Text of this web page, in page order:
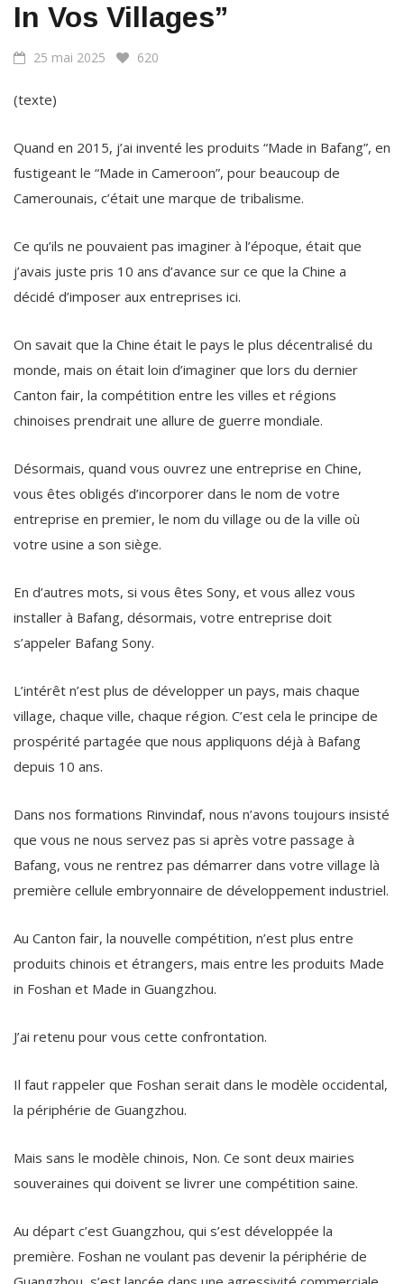
In Vos Villages”
25 mai 2025 620
(texte)
Quand en 2015, j’ai inventé les produits “Made in Bafang”, en
fustigeant le “Made in Cameroon”, pour beaucoup de
Camerounais, c’était une marque de tribalisme.
Ce qu’ils ne pouvaient pas imaginer à l’époque, était que
j’avais juste pris 10 ans d’avance sur ce que la Chine a
décidé d’imposer aux entreprises ici.
On savait que la Chine était le pays le plus décentralisé du
monde, mais on était loin d’imaginer que lors du dernier
Canton fair, la compétition entre les villes et régions
chinoises prendrait une allure de guerre mondiale.
Désormais, quand vous ouvrez une entreprise en Chine,
vous êtes obligés d’incorporer dans le nom de votre
entreprise en premier, le nom du village ou de la ville où
votre usine a son siège.
En d’autres mots, si vous êtes Sony, et vous allez vous
installer à Bafang, désormais, votre entreprise doit
s’appeler Bafang Sony.
L’intérêt n’est plus de développer un pays, mais chaque
village, chaque ville, chaque région. C’est cela le principe de
prospérité partagée que nous appliquons déjà à Bafang
depuis 10 ans.
Dans nos formations Rinvindaf, nous n’avons toujours insisté
que vous ne nous servez pas si après votre passage à
Bafang, vous ne rentrez pas démarrer dans votre village là
première cellule embryonnaire de développement industriel.
Au Canton fair, la nouvelle compétition, n’est plus entre
produits chinois et étrangers, mais entre les produits Made
in Foshan et Made in Guangzhou.
J’ai retenu pour vous cette confrontation.
Il faut rappeler que Foshan serait dans le modèle occidental,
la périphérie de Guangzhou.
Mais sans le modèle chinois, Non. Ce sont deux mairies
souveraines qui doivent se livrer une compétition saine.
Au départ c’est Guangzhou, qui s’est développée la
première. Foshan ne voulant pas devenir la périphérie de